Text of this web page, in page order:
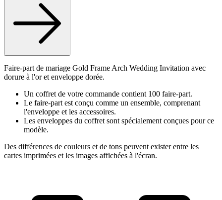
Faire-part de mariage Gold Frame Arch Wedding Invitation avec
dorure à l'or et enveloppe dorée.
Un coffret de votre commande contient 100 faire-part.
Le faire-part est conçu comme un ensemble, comprenant
l'enveloppe et les accessoires.
Les enveloppes du coffret sont spécialement conçues pour ce
modèle.
Des différences de couleurs et de tons peuvent exister entre les
cartes imprimées et les images affichées à l'écran.